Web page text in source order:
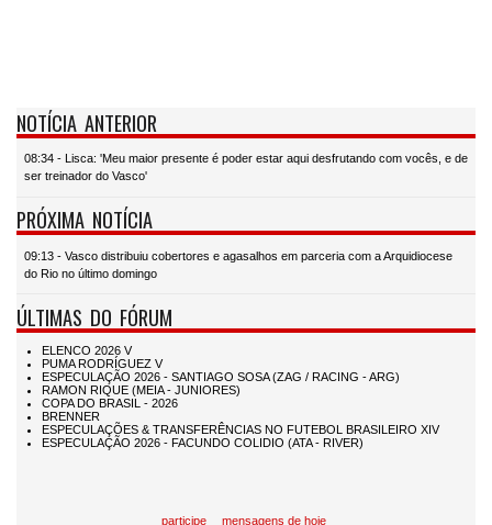
NOTÍCIA ANTERIOR
08:34 - Lisca: 'Meu maior presente é poder estar aqui desfrutando com vocês, e de
ser treinador do Vasco'
PRÓXIMA NOTÍCIA
09:13 - Vasco distribuiu cobertores e agasalhos em parceria com a Arquidiocese
do Rio no último domingo
ÚLTIMAS DO FÓRUM
participe mensagens de hoje